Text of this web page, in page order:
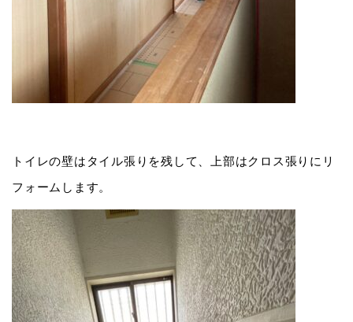
トイレの壁はタイル張りを残して、上部はクロス張りにリ
フォームします。